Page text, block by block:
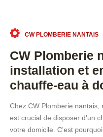
CW PLOMBERIE NANTAIS
CW Plomberie
installation et
chauffe-eau à
Chez CW Plomberie
est crucial de disposer d'un
votre domicile. C'est